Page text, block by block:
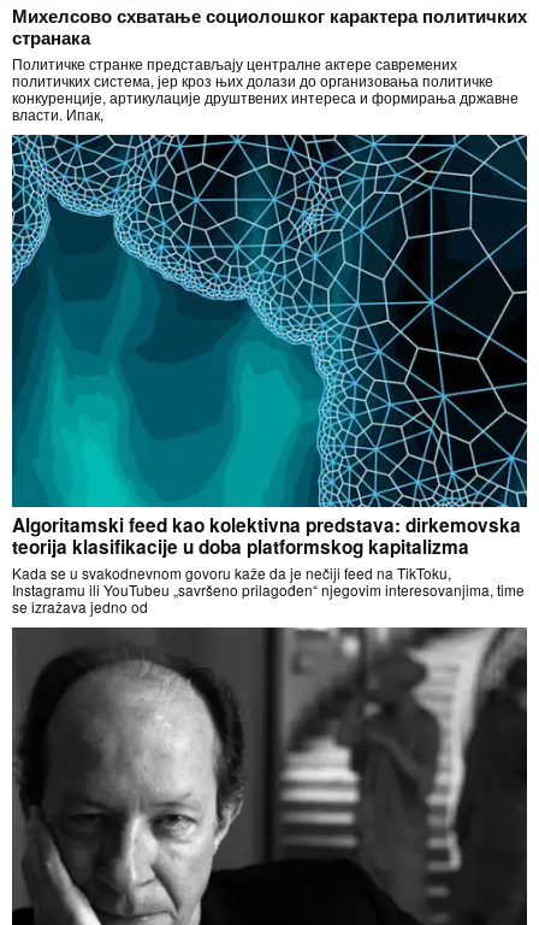
Михелсово схватање социолошког карактера политичких
странака
Политичке странке представљају централне актере савремених
политичких система, јер кроз њих долази до организовања политичке
конкуренције, артикулације друштвених интереса и формирања државне
власти. Ипак,
Algoritamski feed kao kolektivna predstava: dirkemovska
teorija klasifikacije u doba platformskog kapitalizma
Kada se u svakodnevnom govoru kaže da je nečiji feed na TikToku,
Instagramu ili YouTubeu „savršeno prilagođen“ njegovim interesovanjima, time
se izražava jedno od